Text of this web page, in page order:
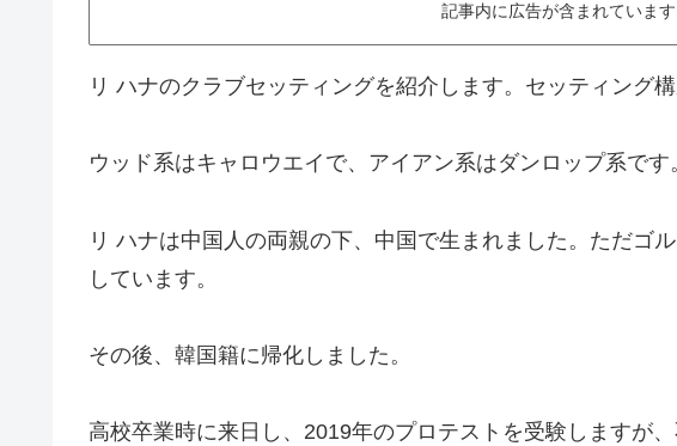
記事内に広告が含まれています
リ ハナのクラブセッティングを紹介します。セッティング
ウッド系はキャロウエイで、アイアン系はダンロップ系です
リ ハナは中国人の両親の下、中国で生まれました。ただゴ
しています。
その後、韓国籍に帰化しました。
高校卒業時に来日し、2019年のプロテストを受験しますが